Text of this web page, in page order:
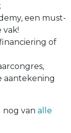
een must-
vak!
of
aantekening
nog van alle